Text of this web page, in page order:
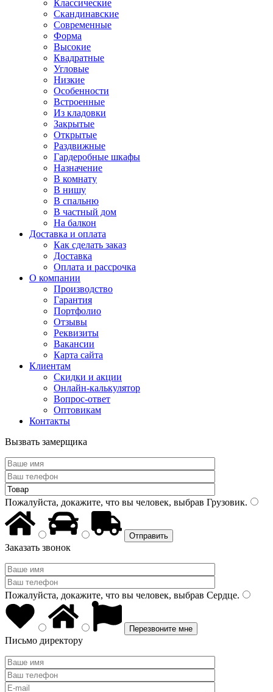
Классические
Скандинавские
Современные
Форма
Высокие
Квадратные
Угловые
Низкие
Особенности
Встроенные
Из кладовки
Закрытые
Открытые
Раздвижные
Гардеробные шкафы
Назначение
В комнату
В нишу
В спальню
В частный дом
На балкон
Доставка и оплата
Как сделать заказ
Доставка
Оплата и рассрочка
О компании
Производство
Гарантия
Портфолио
Отзывы
Реквизиты
Вакансии
Карта сайта
Клиентам
Скидки и акции
Онлайн-калькулятор
Вопрос-ответ
Оптовикам
Контакты
Вызвать замерщика
Пожалуйста, докажите, что вы человек, выбрав Грузовик.
Заказать звонок
Пожалуйста, докажите, что вы человек, выбрав Сердце.
Письмо директору